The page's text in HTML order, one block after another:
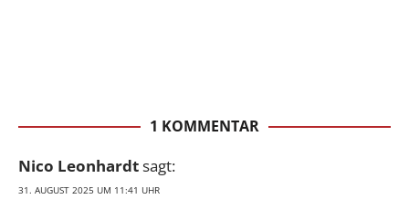
1 KOMMENTAR
Nico Leonhardtsagt:
31. AUGUST 2025 UM 11:41 UHR